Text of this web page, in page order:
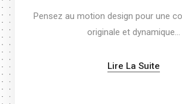
Pensez au motion design pour une
originale et dynamique…
Lire La Suite